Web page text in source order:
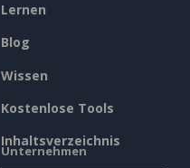
Lernen
Blog
Wissen
Kostenlose Tools
Inhaltsverzeichnis
Unternehmen